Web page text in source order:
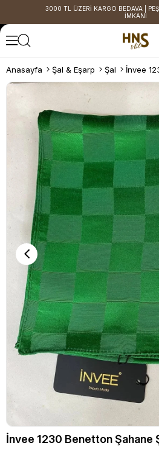
3000 TL ÜZERİ KARGO BEDAVA |
İMKANI
Anasayfa Şal & Eşarp Şal İnvee
İnvee 1230 Benetton Şahane